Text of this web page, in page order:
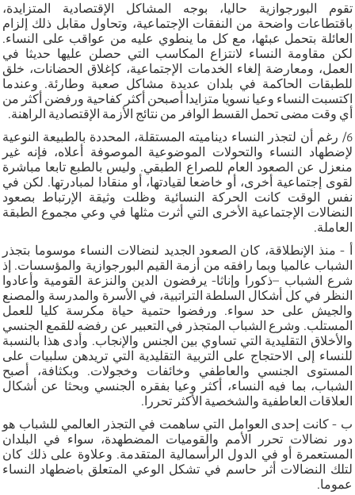
تقوم البورجوازية حاليا، بوجه المشاكل الإقتصادية المتزايدة،
باقتطاعات واضحة من النفقات الإجتماعية، وتحاول مقابل ذلك إلزام
العائلة بتحمل عبئها، مع كل ما ينطوي عليه من عواقب على النساء.
لكن مقاومة النساء لانتزاع المكاسب التي حصلن عليها حديثا في
العمل، ومعارضة إلغاء الخدمات الإجتماعية، كإغلاق الحضانات، خلق
للطبقات الحاكمة في بلدان عديدة مشاكل صعبة وطارئة. وعندما
اكتسبت النساء وعيا نسويا متزايدا أصبحن أكثر كفاحية ورفضن أكثر من
أي وقت مضى تحمل القسط الوافر من نتائج الأزمة الإقتصادية الراهنة.
6/ رغم أن لتجذر النساء ديناميته المستقلة، المحددة بالطبيعة النوعية
لإضطهاد النساء والتحولات الموضوعية الموصوفة أعلاه، فإنه غير
منعزل عن الصعود العام للصراع الطبقي. وليس بالطبع تابعا مباشرة
لقوى إجتماعية أخرى، أو خاضعا لقيادتها، أو منقادا لمبادرتها. لكن في
نفس الوقت كانت الحركة النسائية وظلت وثيقة الإرتباط بصعود
النضالات الإجتماعية الأخرى التي أثرت مثلها في وعي مجموع الطبقة
العاملة.
أ - منذ الإنطلاقة، كان الصعود الجديد لنضالات النساء موسوما بتجذر
الشباب عالميا وبما رافقه من أزمة القيم البورجوازية والمؤسسات. إذ
شرع الشباب –ذكورا وإناثا- يرفضون الدين والنزعة القومية وأعادوا
النظر في كل أشكال السلطة التراتبية، في الأسرة والمدرسة والمصنع
والجيش على حد سواء. ورفضوا حتمية حياة مكرسة كليا للعمل
المستلب. وشرع الشباب المتجذر في التعبير عن رفضه للقمع الجنسي
والأخلاق التقليدية التي تساوي بين الجنس والإنجاب. وأدى هذا بالنسبة
للنساء إلى الاحتجاج على التربية التقليدية التي تريدهن سلبيات على
المستوى الجنسي والعاطفي وخائفات وخجولات. وبكثافة، أصبح
الشباب، بما فيه النساء، أكثر وعيا بفقره الجنسي وبحثا عن أشكال
العلاقات العاطفية والشخصية الأكثر تحررا.
ب - كانت إحدى العوامل التي ساهمت في التجذر العالمي للشباب هو
دور نضالات تحرر الأمم والقوميات المضطهدة، سواء في البلدان
المستعمرة أو في الدول الرأسمالية المتقدمة. وعلاوة على ذلك كان
لتلك النضالات أثر حاسم في تشكل الوعي المتعلق باضطهاد النساء
عموما.